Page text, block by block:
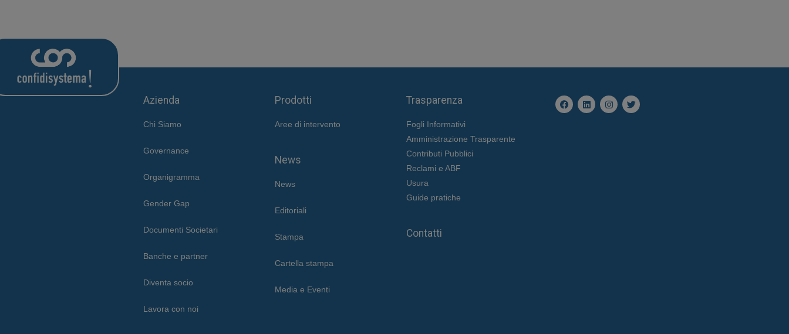
Azienda
Chi Siamo
Governance
Organigramma
Gender Gap
Documenti Societari
Banche e partner
Diventa socio
Lavora con noi
Prodotti
Aree di intervento
News
News
Editoriali
Stampa
Cartella stampa
Media e Eventi
Trasparenza
Fogli Informativi
Amministrazione Trasparente
Contributi Pubblici
Reclami e ABF
Usura
Guide pratiche
Contatti